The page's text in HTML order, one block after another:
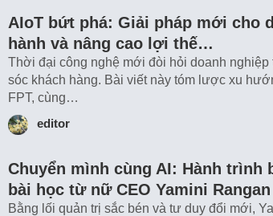
AIoT bứt phá: Giải pháp mới cho
hành và nâng cao lợi thế…
Thời đại công nghệ mới đòi hỏi doanh nghiệp
sóc khách hàng. Bài viết này tóm lược xu
FPT, cùng…
editor
Chuyển mình cùng AI: Hành trình
bài học từ nữ CEO Yamini Rangan
Bằng lối quản trị sắc bén và tư duy đổi mới,